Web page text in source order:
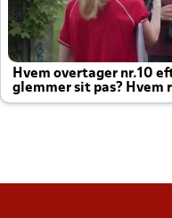
Hvem overtager nr.10
glemmer sit pas? Hvem
altid til efter kampe?